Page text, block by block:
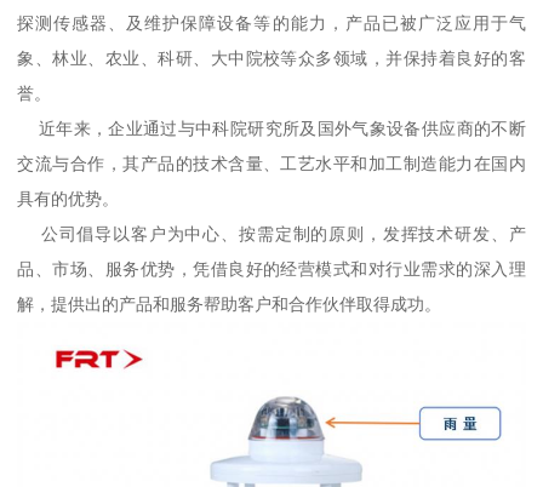
探测传感器、及维护保障设备等的能力，产品已被广泛应用于气
象、林业、农业、科研、大中院校等众多领域，并保持着良好的客
誉。
近年来，企业通过与中科院研究所及国外气象设备供应商的不断
交流与合作，其产品的技术含量、工艺水平和加工制造能力在国内
具有的优势。
公司倡导以客户为中心、按需定制的原则，发挥技术研发、产
品、市场、服务优势，凭借良好的经营模式和对行业需求的深入理
解，提供出的产品和服务帮助客户和合作伙伴取得成功。